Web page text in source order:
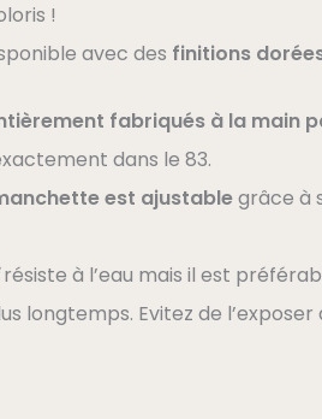
!
avec des finitions
fabriqués à la main
dans le 83.
est ajustablegrâce à
résiste à l’eau mais il est
longtemps. Evitez de